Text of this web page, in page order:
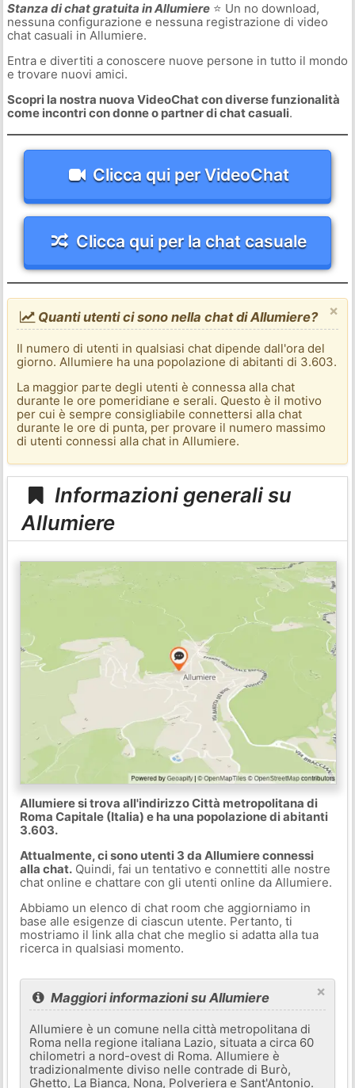
Stanza di chat gratuita in Allumiere⭐ Un no download,
nessuna configurazione e nessuna registrazione di video
chat casuali in Allumiere.
Entra e divertiti a conoscere nuove persone in tutto il mondo
e trovare nuovi amici.
Scopri la nostra nuova VideoChat con diverse funzionalità
come incontri con donne o partner di chat casuali.
Clicca qui per VideoChat
Clicca qui per la chat casuale
×
Quanti utenti ci sono nella chat di Allumiere?
Il numero di utenti in qualsiasi chat dipende dall'ora del
giorno. Allumiere ha una popolazione di abitanti di 3.603.
La maggior parte degli utenti è connessa alla chat
durante le ore pomeridiane e serali. Questo è il motivo
per cui è sempre consigliabile connettersi alla chat
durante le ore di punta, per provare il numero massimo
di utenti connessi alla chat in Allumiere.
Informazioni generali su
Allumiere
Allumiere si trova all'indirizzo Città metropolitana di
Roma Capitale (Italia) e ha una popolazione di abitanti
3.603.
Attualmente, ci sono utenti 3 da Allumiere connessi
alla chat.Quindi, fai un tentativo e connettiti alle nostre
chat online e chattare con gli utenti online da Allumiere.
Abbiamo un elenco di chat room che aggiorniamo in
base alle esigenze di ciascun utente. Pertanto, ti
mostriamo il link alla chat che meglio si adatta alla tua
ricerca in qualsiasi momento.
×
Maggiori informazioni su Allumiere
Allumiere è un comune nella città metropolitana di
Roma nella regione italiana Lazio, situata a circa 60
chilometri a nord-ovest di Roma. Allumiere è
tradizionalmente diviso nelle contrade di Burò,
Ghetto, La Bianca, Nona, Polveriera e Sant'Antonio.